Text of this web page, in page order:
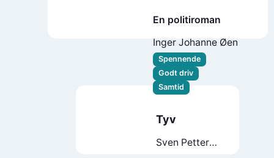
En politiroman
Inger Johanne Øen
Spennende
Godt driv
Samtid
Tyv
Sven Petter